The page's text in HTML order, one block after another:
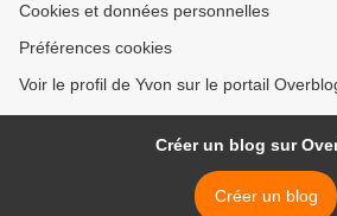
Cookies et données personnelles
Préférences cookies
Voir le profil de Yvon sur le portail
Créer un blog sur
Créer un blog